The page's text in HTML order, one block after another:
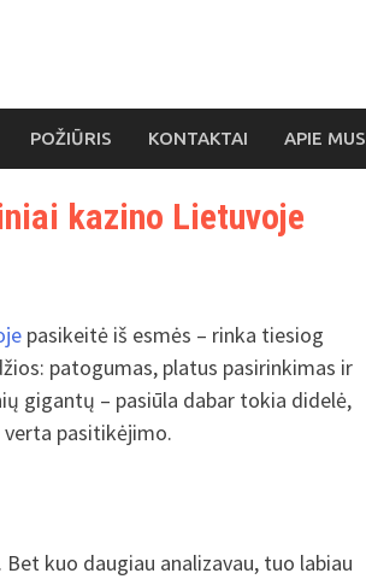
POŽIŪRIS KONTAKTAI APIE MUS
kazino Lietuvoje
pasikeitė iš esmės – rinka tiesiog
patogumas, platus pasirinkimas ir
gigantų – pasiūla dabar tokia didelė,
pasitikėjimo.
kuo daugiau analizavau, tuo labiau